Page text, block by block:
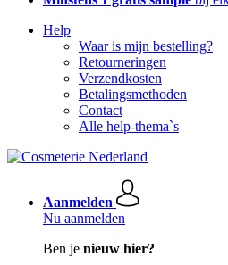
Help
Waar is mijn bestelling?
Retourneringen
Verzendkosten
Betalingsmethoden
Contact
Alle help-thema`s
Aanmelden
Nu aanmelden
Ben je nieuw hier?